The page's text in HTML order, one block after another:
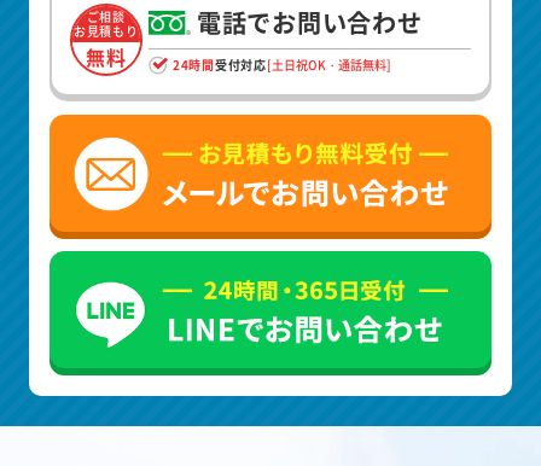
ご相談
お見積もり
無料
電話でお問い合わせ
24時間受付対応[土日祝OK・通話無料]